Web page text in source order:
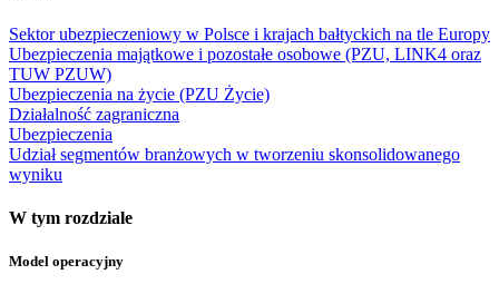
Sektor ubezpieczeniowy w Polsce i krajach bałtyckich na tle Europy
Ubezpieczenia majątkowe i pozostałe osobowe (PZU, LINK4 oraz
TUW PZUW)
Ubezpieczenia na życie (PZU Życie)
Działalność zagraniczna
Ubezpieczenia
Udział segmentów branżowych w tworzeniu skonsolidowanego
wyniku
W tym rozdziale
Model operacyjny